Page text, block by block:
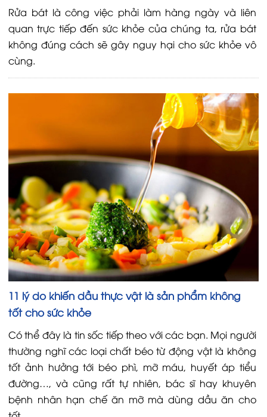
Rửa bát là công việc phải làm hàng ngày và liên
quan trực tiếp đến sức khỏe của chúng ta, rửa bát
không đúng cách sẽ gây nguy hại cho sức khỏe vô
cùng.
11 lý do khiến dầu thực vật là sản phẩm không
tốt cho sức khỏe
Có thể đây là tin sốc tiếp theo với các bạn. Mọi người
thường nghĩ các loại chất béo từ động vật là không
tốt ảnh hưởng tới béo phì, mỡ máu, huyết áp tiểu
đường…, và cũng rất tự nhiên, bác sĩ hay khuyên
bệnh nhân hạn chế ăn mỡ mà dùng dầu ăn cho